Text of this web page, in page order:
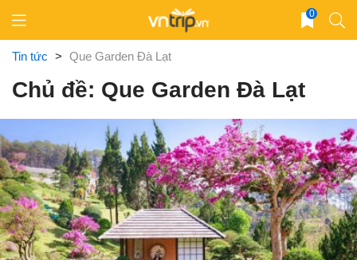
content
0
Tin tức > Que Garden Đà Lạt
Chủ đề: Que Garden Đà Lạt